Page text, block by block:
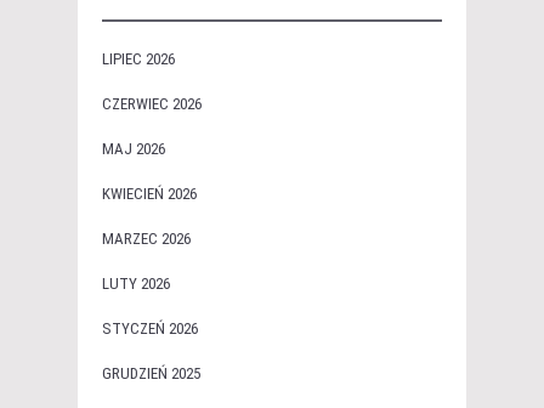
LIPIEC 2026
CZERWIEC 2026
MAJ 2026
KWIECIEŃ 2026
MARZEC 2026
LUTY 2026
STYCZEŃ 2026
GRUDZIEŃ 2025